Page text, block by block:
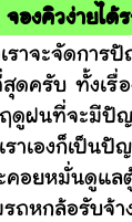
องคิวง่ายได้ร
ะจัดการปัญ
สุดครับ ทั้งเรื่
ดูฝนที่จะมีปัญ
เราเองก็เป็น
คอยหมั่นดูแ
ถหกล้อรับจ้า